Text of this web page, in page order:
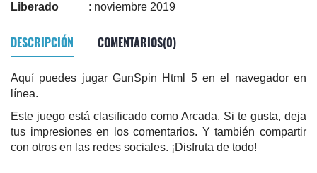
Liberado
: noviembre 2019
DESCRIPCIÓN COMENTARIOS(0)
Aquí puedes jugar GunSpin Html 5 en el navegador en
línea.
Este juego está clasificado como Arcada. Si te gusta, deja
tus impresiones en los comentarios. Y también compartir
con otros en las redes sociales. ¡Disfruta de todo!